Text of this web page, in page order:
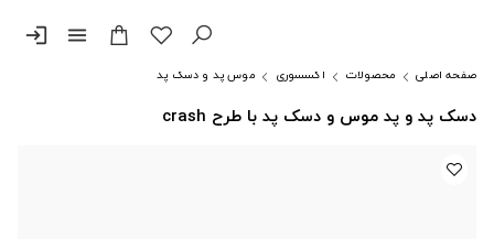
menu
login
صفحه اصلی محصولات اکسسوری موس پد و دسک پد
دسک پد و پد موس و دسک پد با طرح crash